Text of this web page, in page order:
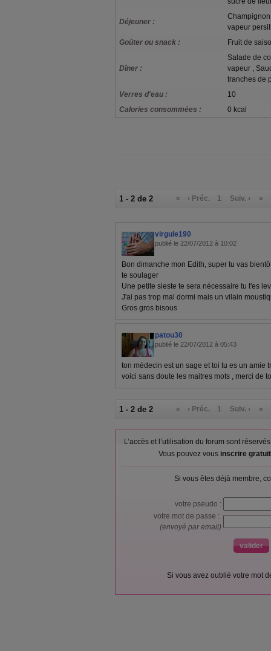
Déjeuner :
vapeur
Goûter ou snack :
Fruit de
Dîner :
Salade de
vapeur ,
tranches de
Verres d'eau :
10
Calories consommées :
0 kcal
1 - 2 de 2 « ‹ Préc. 1 Suiv. › »
virgule190
publié le 22/07/2012 à 10:02
Bon dimanche mon Edith, super tu vas
te soulager
Une petite sieste te sera nécessaire tu t'es
J'ai pas trop mal dormi mais un vilain
Gros gros bisous
patou30
publié le 22/07/2012 à 05:43
ton médecin est un sage et toi tu es un amie
voici sans doute les maitres mots , merci de
1 - 2 de 2 « ‹ Préc. 1 Suiv. › »
L’accès et l’utilisation du forum sont
Vous pouvez vous inscrire
Si vous êtes déjà membre,
votre pseudo :
votre mot de passe :
(envoyé par email)
Si vous avez oublié votre mot